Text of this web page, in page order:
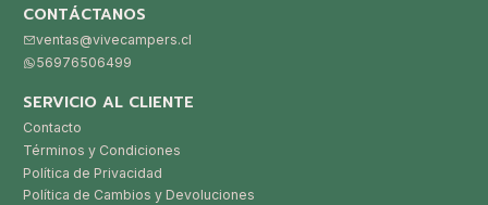
CONTÁCTANOS
ventas@vivecampers.cl
56976506499
SERVICIO AL CLIENTE
Contacto
Términos y Condiciones
Política de Privacidad
Política de Cambios y Devoluciones